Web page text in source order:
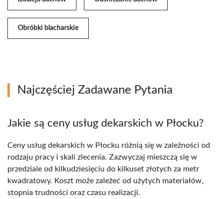
Obróbki blacharskie
Najczęściej Zadawane Pytania
Jakie są ceny usług dekarskich w Płocku?
Ceny usług dekarskich w Płocku różnią się w zależności od
rodzaju pracy i skali zlecenia. Zazwyczaj mieszczą się w
przedziale od kilkudziesięciu do kilkuset złotych za metr
kwadratowy. Koszt może zależeć od użytych materiałów,
stopnia trudności oraz czasu realizacji.